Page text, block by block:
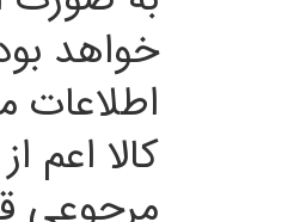
خواهد
اطلاعات
کالا اعم